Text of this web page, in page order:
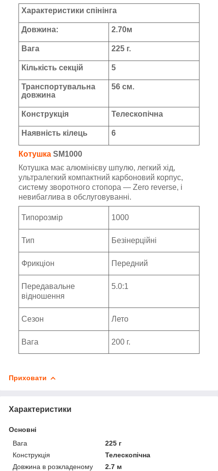
Характеристики спінінга
Довжина: 2.70м
Вага 225 г.
Кількість секцій 5
Транспортувальна
довжина
56 см.
Конструкція Телескопічна
Наявність кілець 6
Котушка SM1000
Котушка має алюмінієву шпулю, легкий хід,
ультралегкий компактний карбоновий корпус,
систему зворотного стопора — Zero reverse, і
невибаглива в обслуговуванні.
Типорозмір 1000
Тип Безінерційні
Фрикціон Передний
Передавальне
відношення
5.0:1
Сезон Лето
Вага 200 г.
Приховати
Характеристики
Основні
Вага
225 г
Конструкція
Телескопічна
Довжина в розкладеному
2.7 м